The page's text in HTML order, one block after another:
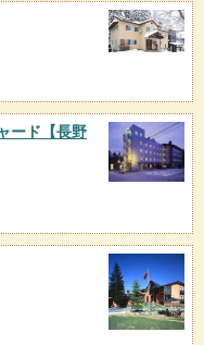
ード 【長野